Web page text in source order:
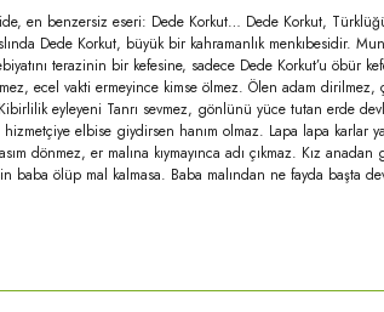
en benzersiz eseri: Dede Korkut… Dede Korkut,
Dede Korkut, büyük bir kahramanlık menkıbesidir.
terazinin bir kefesine, sadece Dede Korkut’u öbür
ecel vakti ermeyince kimse ölmez. Ölen adam
eyleyeni Tanrı sevmez, gönlünü yüce tutan erde
elbise giydirsen hanım olmaz. Lapa lapa
dönmez, er malına kıymayınca adı çıkmaz. Kız
ölüp mal kalmasa. Baba malından ne fayda başta